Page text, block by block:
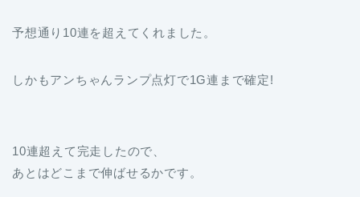
予想通り10連を超えてくれました。
しかもアンちゃんランプ点灯で1G連まで確定!
10連超えて完走したので、
あとはどこまで伸ばせるかです。